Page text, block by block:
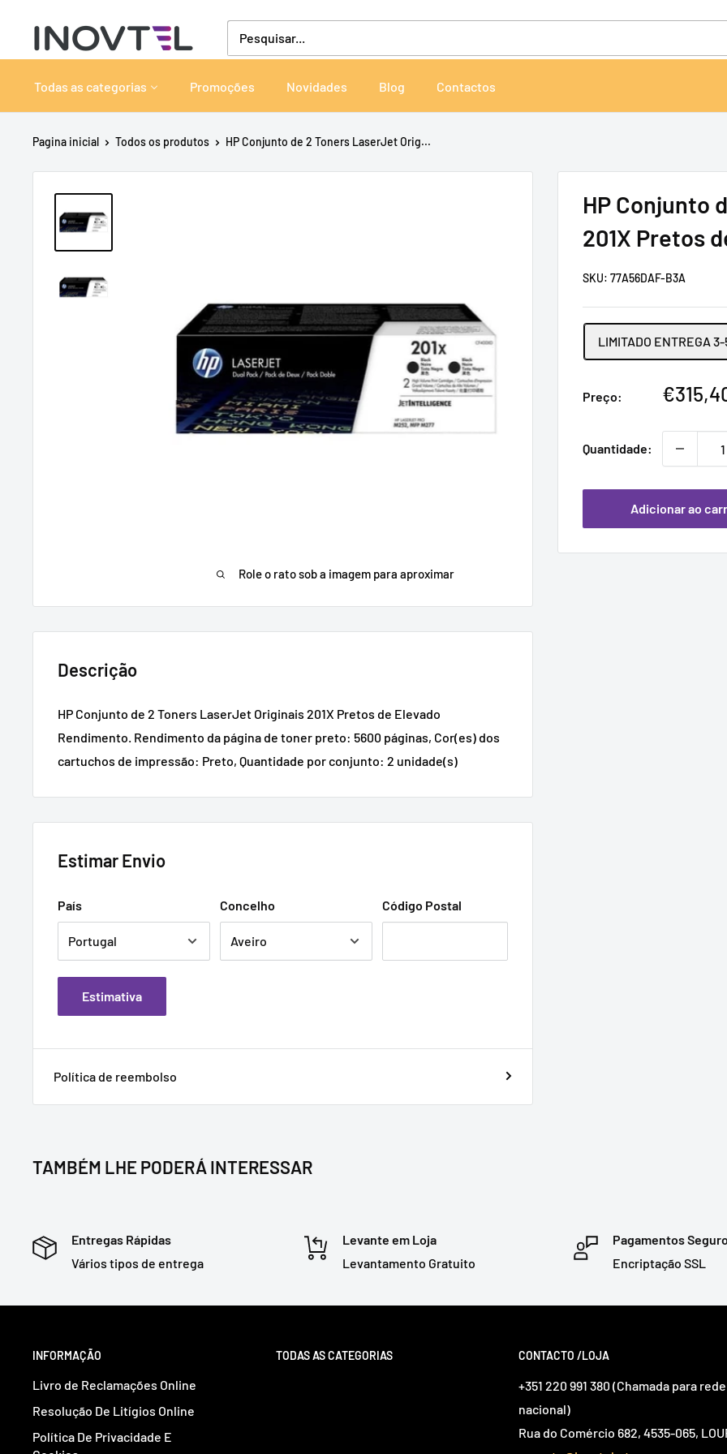
o
conteúdo
Inovtel
Todas as categorias Promoções Novidades Blog Contactos
Pagina inicial Todos os produtos HP Conjunto de 2 Toners LaserJet Orig...
Role o rato sob a imagem para aproximar
HP Conjunto
201X Pretos
SKU: 77A56DAF-B3A
LIMITADO ENTREGA 3-
Preço:
Preço
Quantidade:
Adicionar ao
Descrição
HP Conjunto de 2 Toners LaserJet Originais 201X Pretos de Elevado
Rendimento. Rendimento da página de toner preto: 5600 páginas, Cor(es) dos
cartuchos de impressão: Preto, Quantidade por conjunto: 2 unidade(s)
Estimar Envio
País Concelho Código Postal
Estimativa
Política de reembolso
TAMBÉM LHE PODERÁ INTERESSAR
Entregas Rápidas
Vários tipos de entrega
Levante em Loja
Levantamento Gratuito
Pagamentos
Encriptação SSL
INFORMAÇÃO
Livro de Reclamações Online
Resolução De Litígios Online
Política De Privacidade E
TODAS AS CATEGORIAS CONTACTO /LOJA
+351 220 991 380 (Chamada para
nacional)
Rua do Comércio 682, 4535-065,